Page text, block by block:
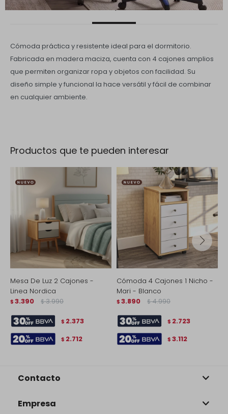
Descripción
Cómoda práctica y resistente ideal para el dormitorio.
Fabricada en madera maciza, cuenta con 4 cajones amplios
que permiten organizar ropa y objetos con facilidad. Su
diseño simple y funcional la hace versátil y fácil de combinar
en cualquier ambiente.
Productos que te pueden interesar
Mesa De Luz 2 Cajones -
Linea Nordica
$ 3.390 $ 3.990
$ 2.373
$ 2.712
Cómoda 4 Cajones 1 Nicho -
Mari - Blanco
$ 3.890 $ 4.990
$ 2.723
$ 3.112
Contacto
Empresa